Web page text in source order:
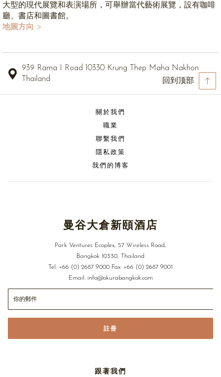
大型的現代展覽和表演場所，可舉辦當代藝術展覽，設有咖啡
廳、書店和圖書館。
地圖方向 >
939 Rama I Road 10330 Krung Thep Maha Nakhon
Thailand
回到顶部
關於我們
職業
聯繫我們
隱私政策
我們的博客
曼谷大倉新頤酒店
Park Ventures Ecoplex, 57 Wireless Road,
Bangkok 10330, Thailand
Tel: +66 (0) 2687 9000 Fax: +66 (0) 2687 9001
Email: info@okurabangkok.com
註冊
跟著我們